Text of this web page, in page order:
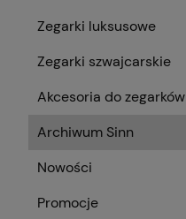
Zegarki luksusowe
Zegarki szwajcarskie
Akcesoria do zegarków
Archiwum Sinn
Nowości
Promocje